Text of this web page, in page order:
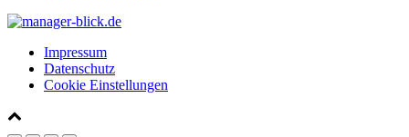
Impressum
Datenschutz
Cookie Einstellungen